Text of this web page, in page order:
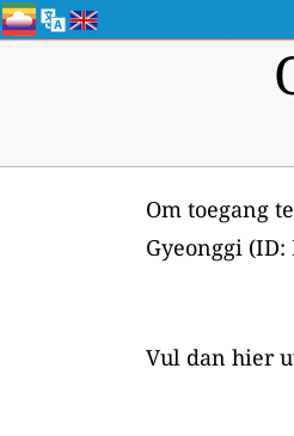
Om toegang
Gyeonggi
Vul dan hier